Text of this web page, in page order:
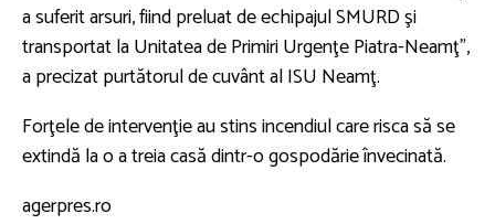
a suferit arsuri, fiind preluat de echipajul SMURD şi
transportat la Unitatea de Primiri Urgenţe Piatra-Neamţ",
a precizat purtătorul de cuvânt al ISU Neamţ.
Forţele de intervenţie au stins incendiul care risca să se
extindă la o a treia casă dintr-o gospodărie învecinată.
agerpres.ro